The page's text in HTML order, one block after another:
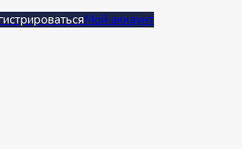
Мой аккаунт